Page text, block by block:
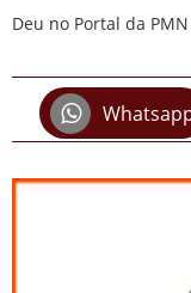
Deu no Portal da PMN